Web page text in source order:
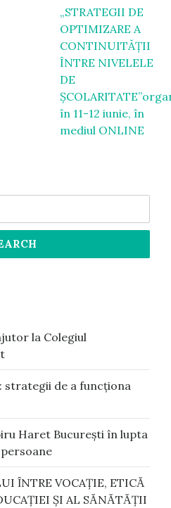
„STRATEGII DE
OPTIMIZARE A
CONTINUITĂŢII
ÎNTRE NIVELELE
DE
în 11-12 iunie, în
mediul ONLINE
la Colegiul
strategii de a funcționa
Haret București în lupta
ȊNTRE VOCAŢIE, ETICᾸ
ŞI AL SᾸNᾸTᾸŢII